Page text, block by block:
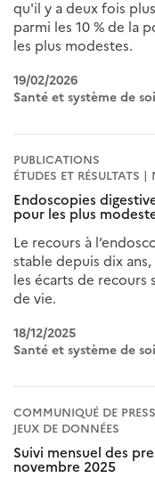
qu'il y a deux fois
parmi les 10 % de la
les plus modestes.
19/02/2026
Santé et système de
PUBLICATIONS
ÉTUDES ET RÉSULTATS |
Endoscopies
pour les plus
Le recours à
stable depuis dix
les écarts de
de vie.
18/12/2025
Santé et système de
COMMUNIQUÉ DE
JEUX DE DONNÉES
Suivi mensuel des
novembre 2025